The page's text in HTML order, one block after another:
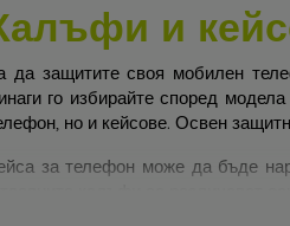
и
да защитите своя мобилен
го избирайте според
но и кейсове. Освен
за телефон може да бъде